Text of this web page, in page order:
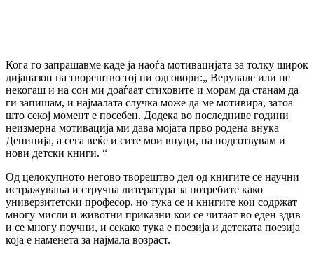
Кога го запрашавме каде ја наоѓа мотивацијата за толку широк
дијапазон на творештво тој ни одговори:„ Верувале или не
некогаш и на сон ми доаѓаат стиховите и морам да станам да
ги запишам, и најмалата случка може да ме мотивира, затоа
што секој момент е посебен. Додека во последниве години
неизмерна мотивација ми дава мојата прво родена внука
Дениција, а сега веќе и сите мои внуци, па подготвувам и
нови детски книги. “
Од целокупното негово творештво дел од книгите се научни
истражувања и стручна литература за потребите како
универзитетски професор, но тука се и книгите кои содржат
многу мисли и животни приказни кои се читаат во еден здив
и се многу поучни, и секако тука е поезија и детската поезија
која е наменета за најмала возраст.